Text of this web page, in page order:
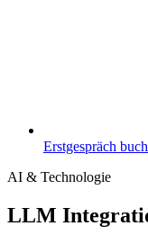
Erstgespräch
AI & Technologie
LLM